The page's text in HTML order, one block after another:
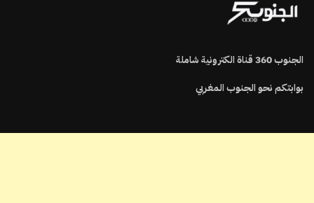
الجنوب360قناة الكترونية شاملة
بوابتكم نحو الجنوب المغربي